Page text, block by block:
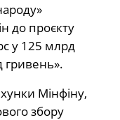
до проєкту
у 125 млрд
гривень».
Мінфіну,
збору